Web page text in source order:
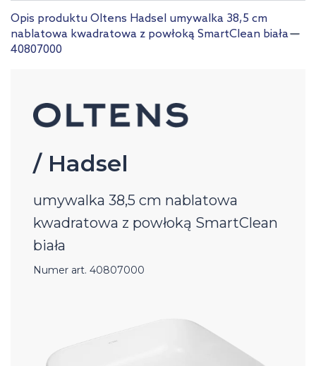
Opis produktu Oltens Hadsel umywalka 38,5 cm
nablatowa kwadratowa z powłoką SmartClean biała
40807000
/ Hadsel
umywalka 38,5 cm nablatowa
kwadratowa z powłoką SmartClean
biała
Numer art. 40807000